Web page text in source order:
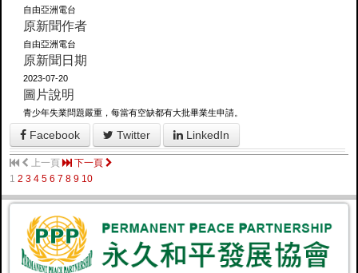
自由亞洲電台
原新聞作者
自由亞洲電台
原新聞日期
2023-07-20
圖片說明
青少年失業問題嚴重，每當有空缺都有大批畢業生申請。
Facebook Twitter LinkedIn
上一頁
下一頁
1 2 3 4 5 6 7 8 9 10